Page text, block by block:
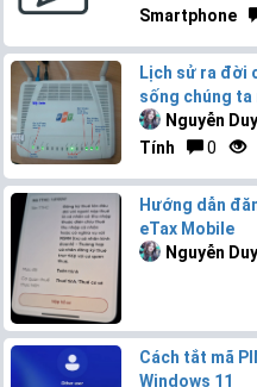
Smartphone
Lịch sử ra đời
sống chúng
Nguyễn
Tính
0
Hướng dẫn
eTax Mobile
Nguyễn
Cách tắt mã
Windows 11